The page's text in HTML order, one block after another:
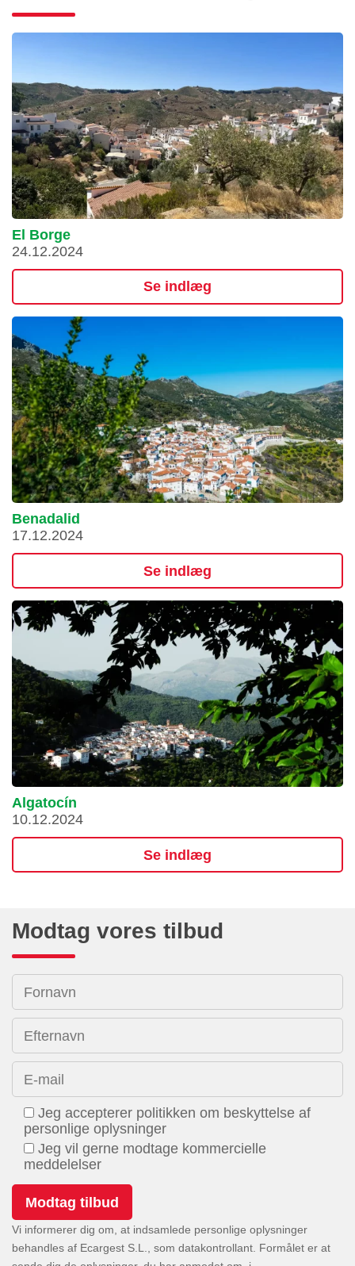
El Borge
24.12.2024
Se indlæg
Benadalid
17.12.2024
Se indlæg
Algatocín
10.12.2024
Se indlæg
Modtag vores tilbud
Fornavn
Efternavn
E-mail
Jeg accepterer politikken om beskyttelse af
personlige oplysninger
Jeg vil gerne modtage kommercielle
meddelelser
Vi informerer dig om, at indsamlede personlige oplysninger
behandles af Ecargest S.L., som datakontrollant. Formålet er at